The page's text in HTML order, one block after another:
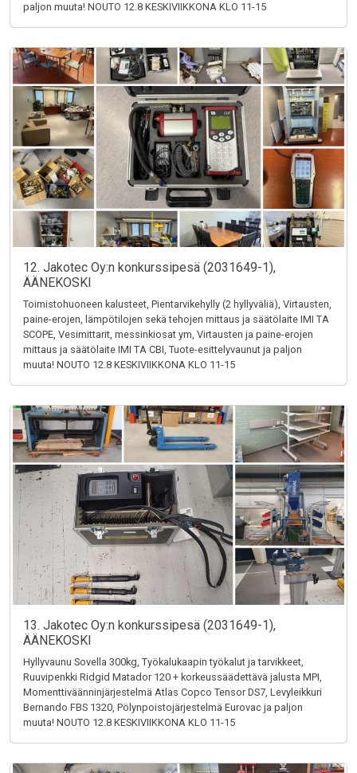
paljon muuta! NOUTO 12.8 KESKIVIIKKONA KLO 11-15
12. Jakotec Oy:n konkurssipesä (2031649-1),
ÄÄNEKOSKI
Toimistohuoneen kalusteet, Pientarvikehylly (2 hyllyväliä), Virtausten,
paine-erojen, lämpötilojen sekä tehojen mittaus ja säätölaite IMI TA
SCOPE, Vesimittarit, messinkiosat ym, Virtausten ja paine-erojen
mittaus ja säätölaite IMI TA CBI, Tuote-esittelyvaunut ja paljon
muuta! NOUTO 12.8 KESKIVIIKKONA KLO 11-15
13. Jakotec Oy:n konkurssipesä (2031649-1),
ÄÄNEKOSKI
Hyllyvaunu Sovella 300kg, Työkalukaapin työkalut ja tarvikkeet,
Ruuvipenkki Ridgid Matador 120 + korkeussäädettävä jalusta MPI,
Momenttiväänninjärjestelmä Atlas Copco Tensor DS7, Levyleikkuri
Bernando FBS 1320, Pölynpoistojärjestelmä Eurovac ja paljon
muuta! NOUTO 12.8 KESKIVIIKKONA KLO 11-15